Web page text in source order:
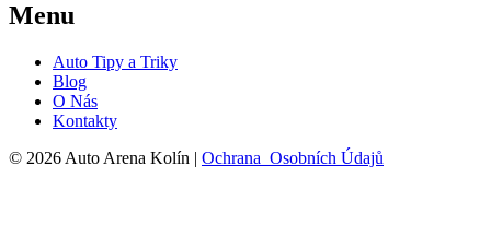
Menu
Auto Tipy a Triky
Blog
O Nás
Kontakty
© 2026 Auto Arena Kolín | Ochrana Osobních Údajů